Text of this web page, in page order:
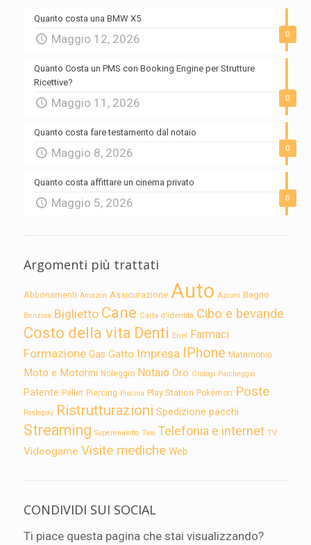
0
Quanto costa una BMW X5
Maggio 12, 2026
0
Quanto Costa un PMS con Booking Engine per Strutture
Ricettive?
Maggio 11, 2026
0
Quanto costa fare testamento dal notaio
Maggio 8, 2026
0
Quanto costa affittare un cinema privato
Maggio 5, 2026
Argomenti più trattati
Abbonamenti Amazon Assicurazione Auto Azioni Bagno
Benzina Biglietto Cane Carta d'identità Cibo e bevande
Costo della vita Denti Enel Farmaci
Formazione Gas Gatto Impresa IPhone Matrimonio
Moto e Motorini Noleggio Notaio Oro Orologi Parcheggio
Patente Pellet Piercing Piscina Play Station Pokémon Poste
Postepay Ristrutturazioni Spedizione pacchi
Streaming Superenalotto Taxi Telefonia e internet TV
Videogame Visite mediche Web
CONDIVIDI SUI SOCIAL
Ti piace questa pagina che stai visualizzando?